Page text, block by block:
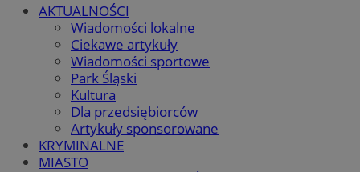
AKTUALNOŚCI
Wiadomości lokalne
Ciekawe artykuły
Wiadomości sportowe
Park Śląski
Kultura
Dla przedsiębiorców
Artykuły sponsorowane
KRYMINALNE
MIASTO